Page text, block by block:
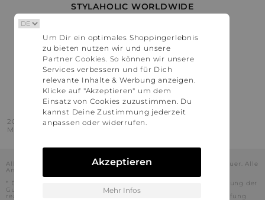
STYLAHOLIC WORLDWIDE
Österreich
Schweiz
France
United States
2016 - 2026 © Stylaholic.
Made for you with love in munich.
Alle Preise inkl. der jeweils geltenden gesetzlichen Mehrwertsteuer. Alle
Angaben ohne Gewähr.
* Die angezeigten Preise beinhalten Rabatte, die durch die Nutzung der
Gutschein-Codes auf den Seiten unserer Partner voraussichtlich
realisiert werden können. Stylaholic führt keine vollständige Prüfung
Um Dir ein optimales Shoppingerlebnis
zu bieten nutzen wir und unsere
Partner Cookies. So können wir unsere
Services verbessern und für Dich
relevante Inhalte & Werbung anzeigen.
Klicke auf "Akzeptieren" um dem
Einsatz von Cookies zuzustimmen. Du
kannst Deine Zustimmung jederzeit
anpassen oder widerrufen.
Akzeptieren
Mehr Infos